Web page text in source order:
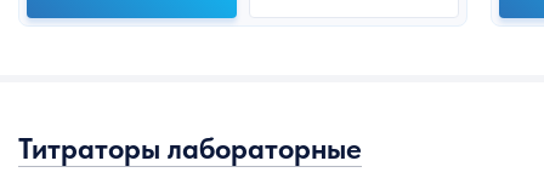
Титраторы лабораторные